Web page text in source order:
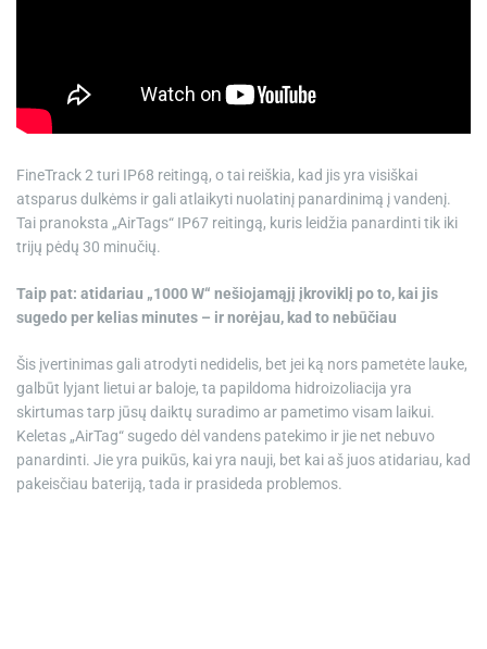
FineTrack 2 turi IP68 reitingą, o tai reiškia, kad jis yra visiškai
atsparus dulkėms ir gali atlaikyti nuolatinį panardinimą į vandenį.
Tai pranoksta „AirTags“ IP67 reitingą, kuris leidžia panardinti tik iki
trijų pėdų 30 minučių.
Taip pat: atidariau „1000 W“ nešiojamąjį įkroviklį po to, kai jis
sugedo per kelias minutes – ir norėjau, kad to nebūčiau
Šis įvertinimas gali atrodyti nedidelis, bet jei ką nors pametėte lauke,
galbūt lyjant lietui ar baloje, ta papildoma hidroizoliacija yra
skirtumas tarp jūsų daiktų suradimo ar pametimo visam laikui.
Keletas „AirTag“ sugedo dėl vandens patekimo ir jie net nebuvo
panardinti. Jie yra puikūs, kai yra nauji, bet kai aš juos atidariau, kad
pakeisčiau bateriją, tada ir prasideda problemos.